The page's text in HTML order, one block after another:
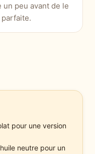
un peu avant de le
pour une version
neutre pour un